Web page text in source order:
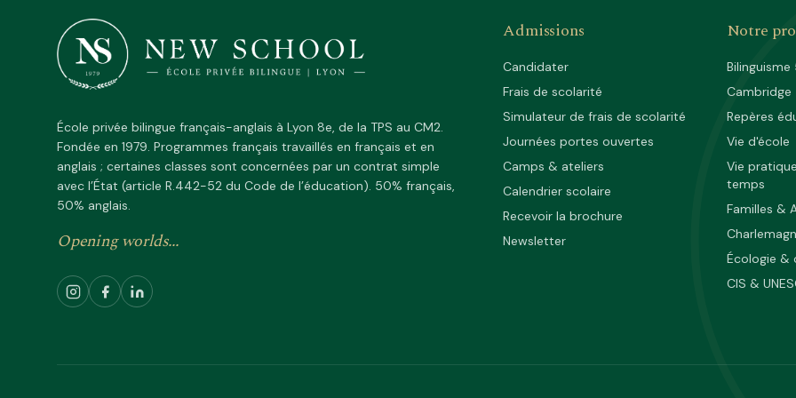
École privée bilingue français-anglais à Lyon 8e, de la TPS au CM2.
Fondée en 1979. Programmes français travaillés en français et en
anglais ; certaines classes sont concernées par un contrat simple
avec l’État (article R.442-52 du Code de l’éducation). 50% français,
50% anglais.
Opening worlds...
Admissions
Candidater
Frais de scolarité
Simulateur de frais de scolarité
Journées portes ouvertes
Camps & ateliers
Calendrier scolaire
Recevoir la brochure
Newsletter
Notre
Cambridge
Repères
Vie d'école
Vie
temps
Familles &
Écologie &
CIS &